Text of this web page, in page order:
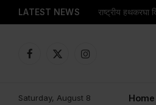
LATEST NEWS राष्ट्रीय हथकरघा
Facebook
X
Instagram
Saturday, August 8 Home